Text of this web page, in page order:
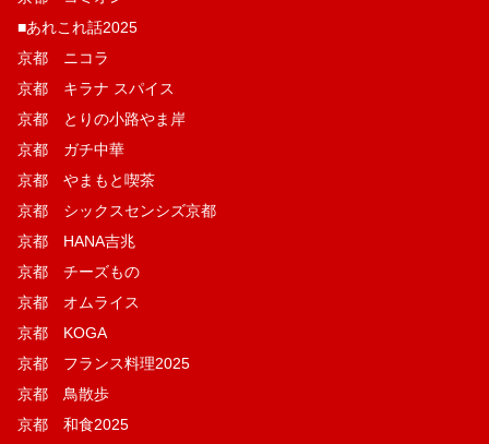
■あれこれ話2025
京都 ニコラ
京都 キラナ スパイス
京都 とりの小路やま岸
京都 ガチ中華
京都 やまもと喫茶
京都 シックスセンシズ京都
京都 HANA吉兆
京都 チーズもの
京都 オムライス
京都 KOGA
京都 フランス料理2025
京都 鳥散歩
京都 和食2025